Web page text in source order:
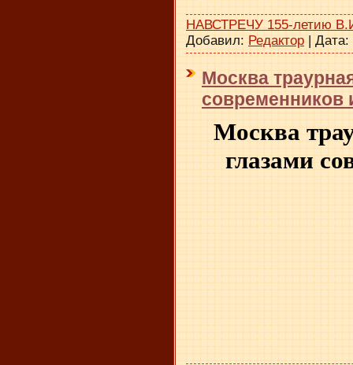
НАВСТРЕЧУ 155-летию
Добавил: Редактор | Дата:
Москва
современников
Москва
глазами